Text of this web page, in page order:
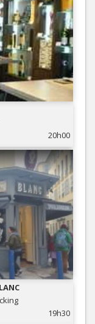
20h00
19h30